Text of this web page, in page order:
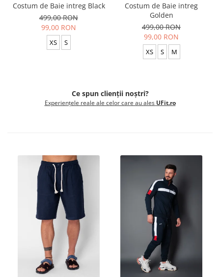
Costum de Baie intreg Black
499,00 RON
99,00 RON
XS S
Costum de Baie intreg
Golden
499,00 RON
99,00 RON
XS S M
Ce spun clienții noștri?
Experiențele reale ale celor care au ales UFit.ro